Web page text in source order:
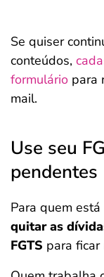
Se quiser
conteúdos,
formulário para
mail.
Use seu
pendentes
Para quem está
quitar as
FGTS para